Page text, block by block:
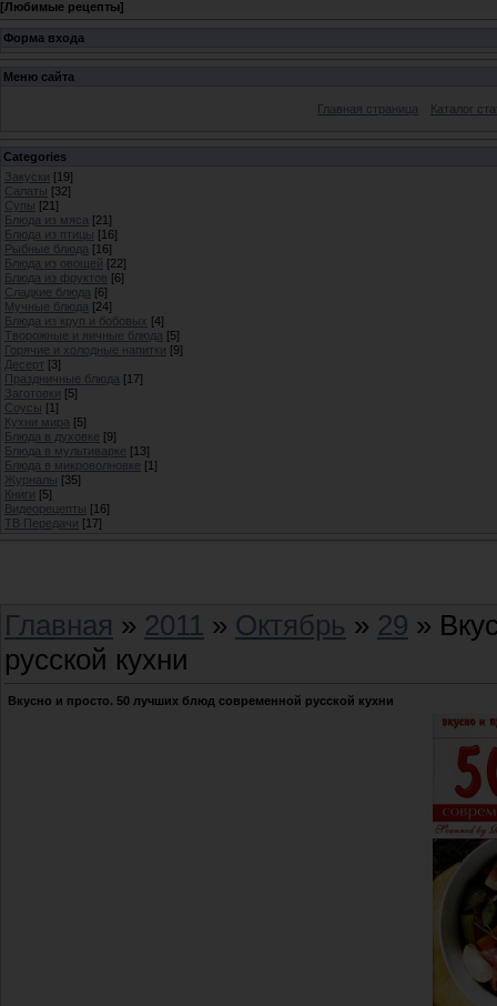
[Любимые рецепты]
Форма входа
Меню сайта
Главная страница Каталог
Categories
Закуски [19]
Салаты [32]
Супы [21]
Блюда из мяса [21]
Блюда из птицы [16]
Рыбные блюда [16]
Блюда из овощей [22]
Блюда из фруктов [6]
Сладкие блюда [6]
Мучные блюда [24]
Блюда из круп и бобовых [4]
Творожные и яичные блюда [5]
Горячие и холодные напитки [9]
Десерт [3]
Праздничные блюда [17]
Заготовки [5]
Соусы [1]
Кухни мира [5]
Блюда в духовке [9]
Блюда в мультиварке [13]
Блюда в микроволновке [1]
Журналы [35]
Книги [5]
Видеорецепты [16]
ТВ Передачи [17]
Главная » 2011 » Октябрь » 29 »
русской кухни
Вкусно и просто. 50 лучших блюд современной русской кухни